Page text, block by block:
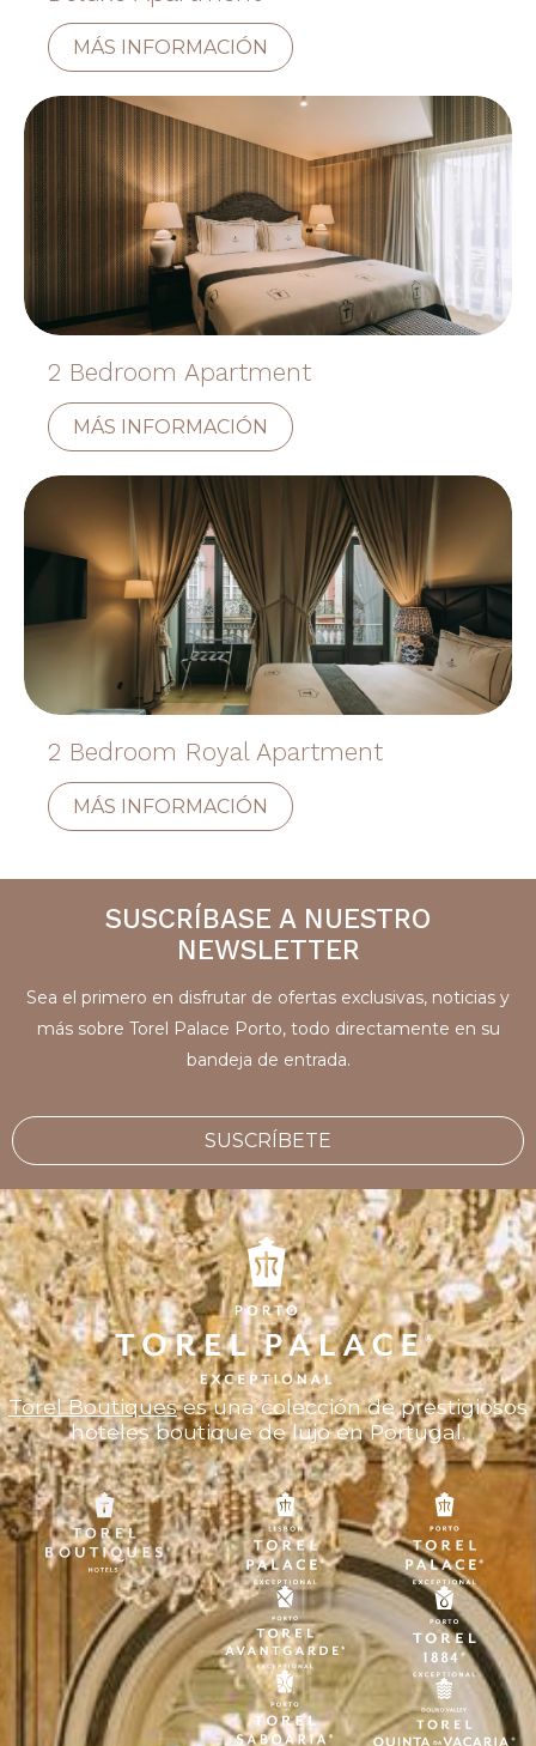
MÁS INFORMACIÓN
2 Bedroom Apartment
MÁS INFORMACIÓN
2 Bedroom Royal Apartment
MÁS INFORMACIÓN
SUSCRÍBASE A NUESTRO
NEWSLETTER
Sea el primero en disfrutar de ofertas exclusivas, noticias y
más sobre Torel Palace Porto, todo directamente en su
bandeja de entrada.
SUSCRÍBETE
Torel Boutiqueses una colección de prestigiosos
hoteles boutique de lujo en Portugal.